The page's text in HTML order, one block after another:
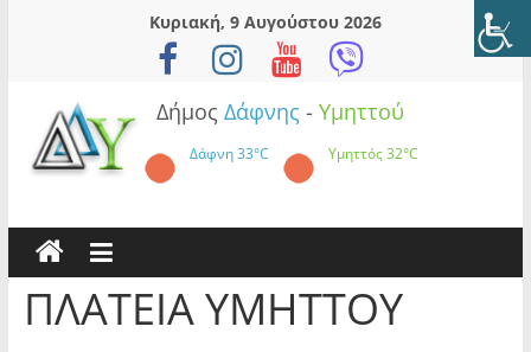
Κυριακή, 9 Αυγούστου 2026
Δήμος Δάφνης - Υμηττού
Δάφνη33°C Υμηττός32°C
ΠΛΑΤΕΙΑ ΥΜΗΤΤΟΥ